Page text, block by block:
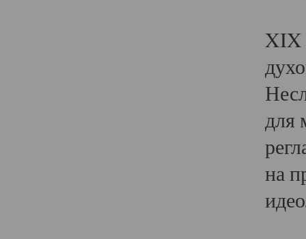
XIX
для
на